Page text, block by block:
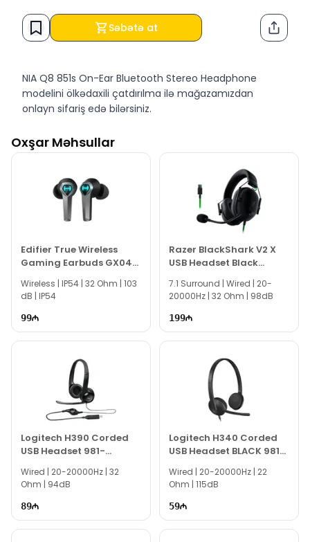
Səbətə at
NIA Q8 851s On-Ear Bluetooth Stereo Headphone
modelini ölkədaxili çatdırılma ilə mağazamızdan
onlayn sifariş edə bilərsiniz.
modelini Bakıda Texnogallery mağazasında nəğd və
köçürmə yolu ilə əldə edə bilərsiniz.
Oxşar Məhsullar
Edifier True Wireless
Gaming Earbuds GX04
Wireless | IP54 | 32 Ohm | 103
dB | IP54
99
Razer BlackShark V2 X
USB Headset Black
RZ04-04570100-R3M1
7.1 Surround | Wired | 20-
20000Hz | 32 Ohm | 98dB
199
Logitech H390 Corded
USB Headset 981-
000406
Wired | 20-20000Hz | 32
Ohm | 94dB
89
Logitech H340 Corded
USB Headset BLACK 981-
000475
Wired | 20-20000Hz | 22
Ohm | 115dB
59